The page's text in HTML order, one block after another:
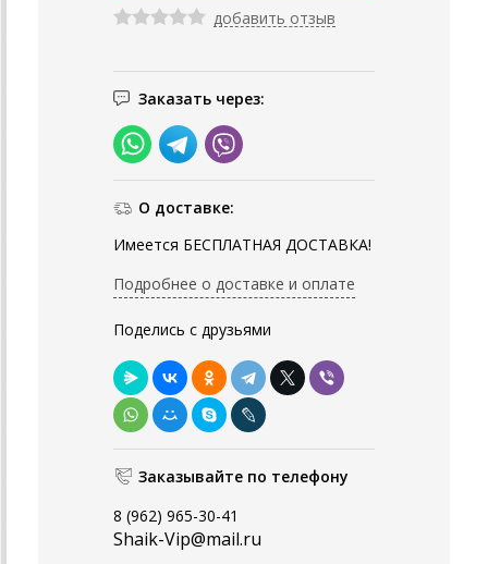
добавить отзыв
Заказать через:
О доставке:
Имеется БЕСПЛАТНАЯ ДОСТАВКА!
Подробнее о доставке и оплате
Поделись с друзьями
Заказывайте по телефону
8 (962) 965-30-41
Shaik-Vip@mail.ru